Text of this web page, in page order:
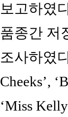
보고하였
품종간 저
조사하였
Cheeks’,
‘Miss